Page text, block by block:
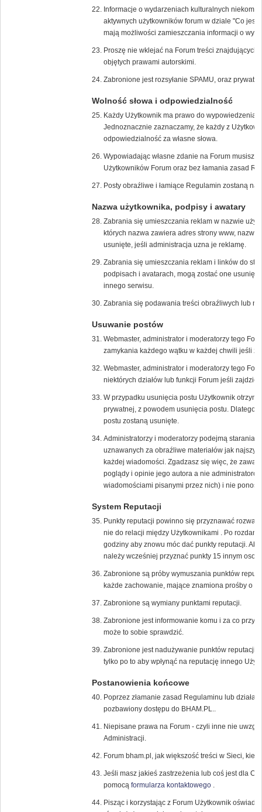
Informacje o wydarzeniach kulturalnych
aktywnych użytkowników forum w dziale "Co
mają możliwości zamieszczania informacji o
Proszę nie wklejać na Forum treści
objętych prawami autorskimi.
Zabronione jest rozsyłanie SPAMU, oraz
Wolność słowa i odpowiedzialność
Każdy Użytkownik ma prawo do wypowiedzenia
Jednoznacznie zaznaczamy, że każdy z
odpowiedzialność za własne słowa.
Wypowiadając własne zdanie na Forum musisz
Użytkowników Forum oraz bez łamania zasad
Posty obraźliwe i łamiące Regulamin zostaną
Nazwa użytkownika, podpisy i awatary
Zabrania się umieszczania reklam w nazwie
których nazwa zawiera adres strony www,
usunięte, jeśli administracja uzna je reklamę.
Zabrania się umieszczania reklam i linków do
podpisach i avatarach, mogą zostać one
innego serwisu.
Zabrania się podawania treści obraźliwych lub
Usuwanie postów
Webmaster, administrator i moderatorzy tego
zamykania każdego wątku w każdej chwili jeśli
Webmaster, administrator i moderatorzy tego
niektórych działów lub funkcji Forum jeśli zajdzie
W przypadku usunięcia postu Użytkownik
prywatnej, z powodem usunięcia postu. Dlatego
postu zostaną usunięte.
Administratorzy i moderatorzy podejmą starania
uznawanych za obraźliwe materiałów jak
każdej wiadomości. Zgadzasz się więc, że
poglądy i opinie jego autora a nie
wiadomościami pisanymi przez nich) i nie
System Reputacji
Punkty reputacji powinno się przyznawać
nie do relacji między Użytkownikami . Po
godziny aby znowu móc dać punkty reputacji.
należy wcześniej przyznać punkty 15 innym
Zabronione są próby wymuszania punktów
każde zachowanie, mające znamiona prośby o
Zabronione są wymiany punktami reputacji.
Zabronione jest informowanie komu i za co
może to sobie sprawdzić.
Zabronione jest nadużywanie punktów reputacji,
tylko po to aby wpłynąć na reputację innego
Postanowienia końcowe
Poprzez złamanie zasad Regulaminu lub
pozbawiony dostępu do BHAM.PL..
Niepisane prawa na Forum - czyli inne nie
Administracji.
Forum bham.pl, jak większość treści w Sieci,
Jeśli masz jakieś zastrzeżenia lub coś jest dla
pomocą formularza kontaktowego.
Pisząc i korzystając z Forum Użytkownik